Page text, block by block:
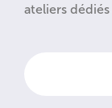
ateliers dédiés